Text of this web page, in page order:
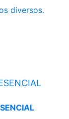
diversos.